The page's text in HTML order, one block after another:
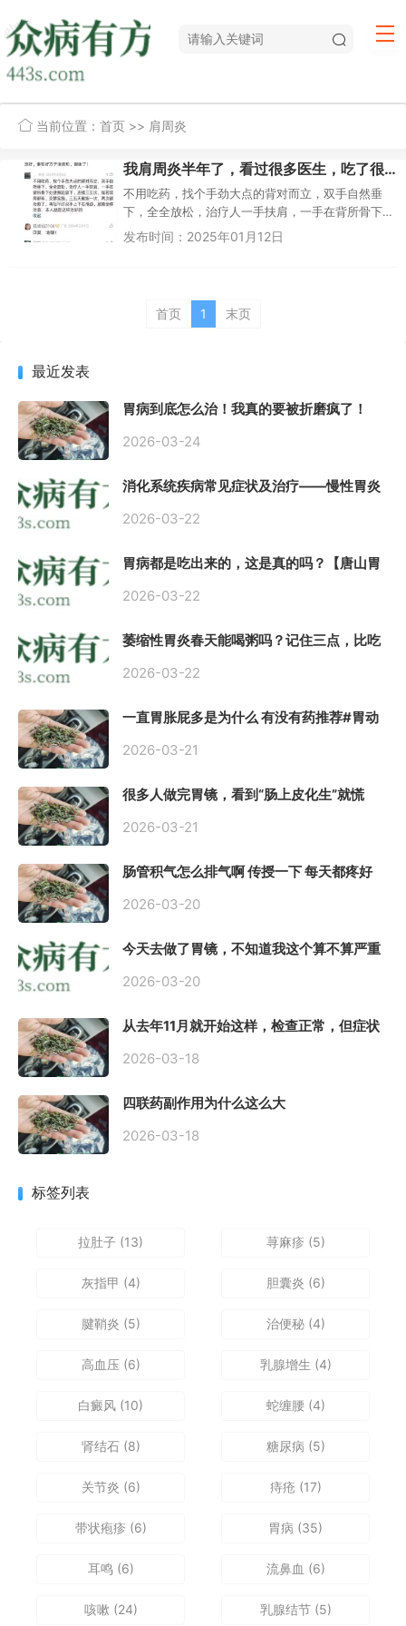
当前位置： 首页 >> 肩周炎
我肩周炎半年了，看过很多医生，吃了很多药，也没好，谁有好方子请告知，不用吃药的！
不用吃药，找个手劲大点的背对而立，双手自然垂
下，全全放松，治疗人一手扶肩，一手在背所骨下
处使揪起放下，连续三五次，如若双肩都有，交替
发布时间：2025年01月12日
首页 1 末页
最近发表
胃病到底怎么治！我真的要被折磨疯了！
2026-03-24
消化系统疾病常见症状及治疗——慢性胃炎
2026-03-22
胃病都是吃出来的，这是真的吗？【唐山胃
2026-03-22
萎缩性胃炎春天能喝粥吗？记住三点，比吃
2026-03-22
一直胃胀屁多是为什么 有没有药推荐#胃动
2026-03-21
很多人做完胃镜，看到“肠上皮化生”就慌
到底严不严重？
2026-03-21
肠管积气怎么排气啊 传授一下 每天都疼好
2026-03-20
今天去做了胃镜，不知道我这个算不算严重
2026-03-20
从去年11月就开始这样，检查正常，但症状
是一直有食物发酵气体的难受感，打出来就
2026-03-18
四联药副作用为什么这么大
2026-03-18
标签列表
拉肚子 (13) 荨麻疹 (5)
灰指甲 (4) 胆囊炎 (6)
腱鞘炎 (5) 治便秘(4)
高血压(6) 乳腺增生 (4)
白癜风 (10) 蛇缠腰(4)
肾结石(8) 糖尿病 (5)
关节炎 (6) 痔疮 (17)
带状疱疹 (6) 胃病 (35)
耳鸣(6) 流鼻血 (6)
咳嗽 (24) 乳腺结节(5)